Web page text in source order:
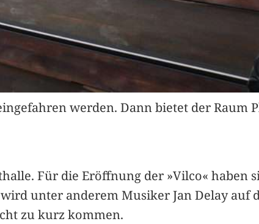
werden. Dann bietet der Raum
Für die Eröffnung der »Vilco« haben
unter anderem Musiker Jan Delay auf
zu kurz kommen.